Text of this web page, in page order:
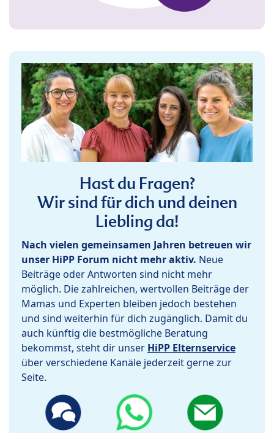
Hast du Fragen?
Wir sind für dich und deinen
Liebling da!
Nach vielen gemeinsamen Jahren betreuen wir
unser HiPP Forum nicht mehr aktiv. Neue
Beiträge oder Antworten sind nicht mehr
möglich. Die zahlreichen, wertvollen Beiträge der
Mamas und Experten bleiben jedoch bestehen
und sind weiterhin für dich zugänglich. Damit du
auch künftig die bestmögliche Beratung
bekommst, steht dir unser HiPP Elternservice
über verschiedene Kanäle jederzeit gerne zur
Seite.